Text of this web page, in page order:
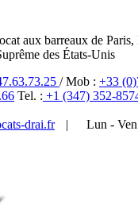
aux barreaux de
des États-Unis
/ Mob : +33
Tel. : +1 (347) 352-
drai.fr
|
Lun -